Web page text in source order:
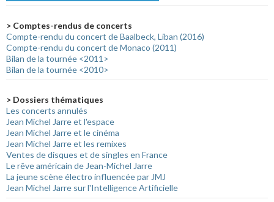
> Comptes-rendus de concerts
Compte-rendu du concert de Baalbeck, Liban (2016)
Compte-rendu du concert de Monaco (2011)
Bilan de la tournée <2011>
Bilan de la tournée <2010>
> Dossiers thématiques
Les concerts annulés
Jean Michel Jarre et l'espace
Jean Michel Jarre et le cinéma
Jean Michel Jarre et les remixes
Ventes de disques et de singles en France
Le rêve américain de Jean-Michel Jarre
La jeune scène électro influencée par JMJ
Jean Michel Jarre sur l'Intelligence Artificielle